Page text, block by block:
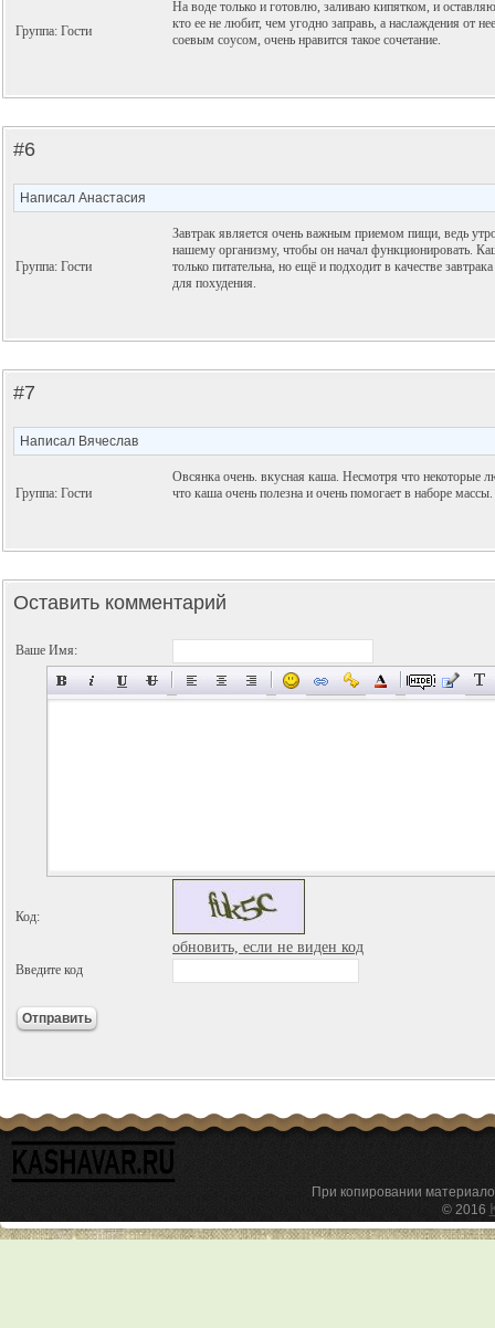
Группа: Гости
На воде только и готовлю, заливаю кипятком, и
кто ее не любит, чем угодно заправь, а наслаждения от
соевым соусом, очень нравится такое сочетание.
#6
Написал Анастасия
Группа: Гости
Завтрак является очень важным приемом пищи, ведь
нашему организму, чтобы он начал функционировать.
только питательна, но ещё и подходит в качестве
для похудения.
#7
Написал Вячеслав
Группа: Гости
Овсянка очень. вкусная каша. Несмотря что некоторые
что каша очень полезна и очень помогает в наборе массы.
Оставить комментарий
Ваше Имя:
Код:
обновить, если не виден код
Введите код
При копировании
© 2016